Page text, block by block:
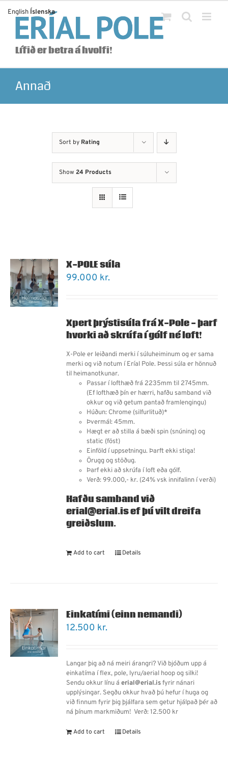
content
Lífið er betra á hvolfi!
Annað
Sort by Rating
Show 24 Products
X-POLE súla
99.000 kr.
Xpert þrýstisúla frá X-Pole - þarf
hvorki að skrúfa í gólf né loft!
X-Pole er leiðandi merki í súluheiminum og er sama
merki og við notum í Eríal Pole. Þessi súla er hönnuð
til heimanotkunar.
Passar í lofthæð frá 2235mm til 2745mm.
(Ef lofthæð þín er hærri, hafðu samband við
okkur og við getum pantað framlengingu)
Húðun: Chrome (silfurlituð)*
Þvermál: 45mm.
Hægt er að stilla á bæði spin (snúning) og
static (föst)
Einföld í uppsetningu. Þarft ekki stiga!
Örugg og stöðug.
Þarf ekki að skrúfa í loft eða gólf.
Verð: 99.000,- kr. (24% vsk innifalinn í verði)
Hafðu samband við
erial@erial.is ef þú vilt dreifa
greiðslum.
Add to cart Details
Einkatími (einn nemandi)
12.500 kr.
Langar þig að ná meiri árangri? Við bjóðum upp á
einkatíma í flex, pole, lyru/aerial hoop og silki!
Sendu okkur línu áerial@erial.isfyrir nánari
upplýsingar. Segðu okkur hvað þú hefur í huga og
við finnum fyrir þig þjálfara sem getur hjálpað þér að
ná þínum markmiðum! Verð: 12.500 kr
Add to cart Details
English Íslenska